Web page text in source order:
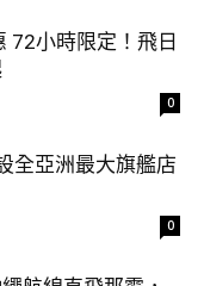
72小時限定！飛日
0
全亞洲最大旗艦店
0